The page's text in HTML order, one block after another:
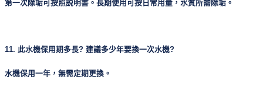
第一次除垢可按照説明書。長期使用可按日常用量，水質所需除垢。
11. 此水機保用期多長? 建議多少年要換一次水機?
水機保用一年，無需定期更換。